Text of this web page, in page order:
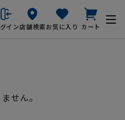
イン店舗検索お気に入り カート
せん。